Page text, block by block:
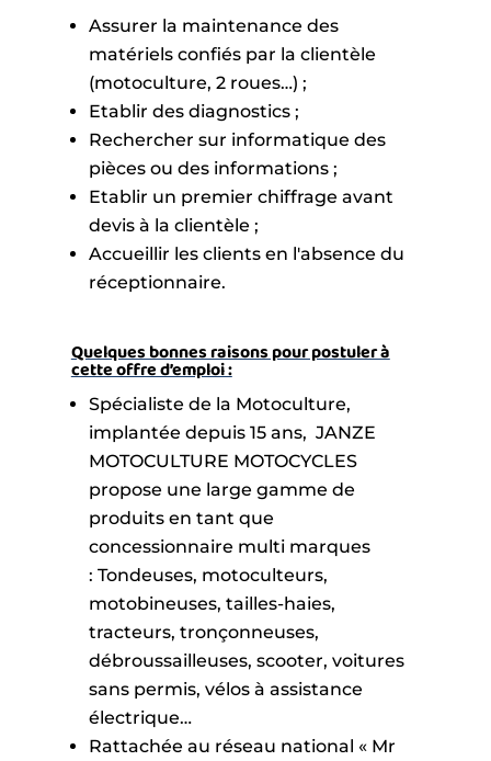
Assurer la maintenance des
matériels confiés par la clientèle
(motoculture, 2 roues…) ;
Etablir des diagnostics ;
Rechercher sur informatique des
pièces ou des informations ;
Etablir un premier chiffrage avant
devis à la clientèle ;
Accueillir les clients en l'absence du
réceptionnaire.
Quelques bonnes raisons pour postuler à
cette offre d’emploi :
Spécialiste de la Motoculture,
implantée depuis 15 ans, JANZE
MOTOCULTURE MOTOCYCLES
propose une large gamme de
produits en tant que
concessionnaire multi marques
: Tondeuses, motoculteurs,
motobineuses, tailles-haies,
tracteurs, tronçonneuses,
débroussailleuses, scooter, voitures
sans permis, vélos à assistance
électrique…
Rattachée au réseau national « Mr